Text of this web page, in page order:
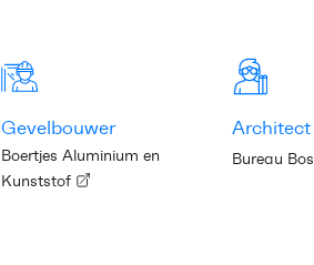
Gevelbouwer
Boertjes Aluminium en
Kunststof
Architect
Bureau Bos